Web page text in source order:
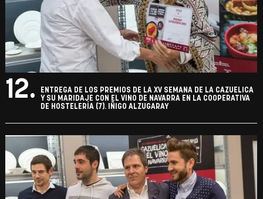
12.
ENTREGA DE LOS PREMIOS DE LA XV SEMANA DE LA CAZUELICA
Y SU MARIDAJE CON EL VINO DE NAVARRA EN LA COOPERATIVA
DE HOSTELERÍA (7). IÑIGO ALZUGARAY